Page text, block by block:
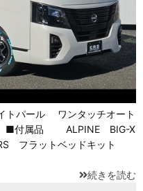
トパール ワンタッチオート
■付属品 ALPINE BIG-X
ラットベッドキット
続きを読む